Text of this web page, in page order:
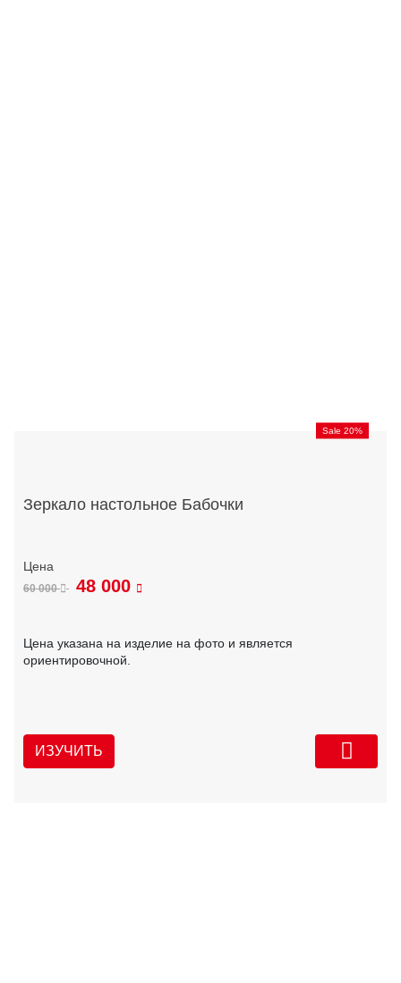
Sale 20%
Зеркало настольное Бабочки
60 000 48 000
Цена указана на изделие на фото и является
ориентировочной.
ИЗУЧИТЬ